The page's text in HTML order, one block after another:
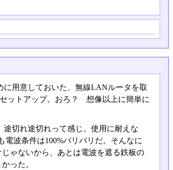
用意しておいた、無線LANルータを取
ットアップ。おろ？ 想像以上に簡単に
切れ途切れって感じ。使用に耐えな
波条件は100%バリバリだ。そんなに
ゃないから、あとは電波を遮る鉄板の
った。